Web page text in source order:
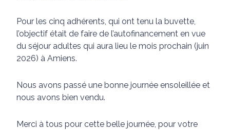
Pour les cinq adhérents, qui ont tenu la buvette,
l’objectif était de faire de l’autofinancement en vue
du séjour adultes qui aura lieu le mois prochain (juin
2026) à Amiens.
Nous avons passé une bonne journée ensoleillée et
nous avons bien vendu.
Merci à tous pour cette belle journée, pour votre